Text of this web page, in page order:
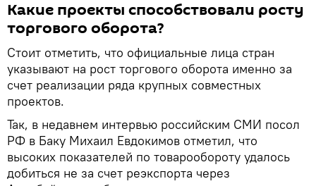
Какие проекты способствовали росту
торгового оборота?
Стоит отметить, что официальные лица стран
указывают на рост торгового оборота именно за
счет реализации ряда крупных совместных
проектов.
Так, в недавнем интервью российским СМИ посол
РФ в Баку Михаил Евдокимов отметил, что
высоких показателей по товарообороту удалось
добиться не за счет реэкспорта через